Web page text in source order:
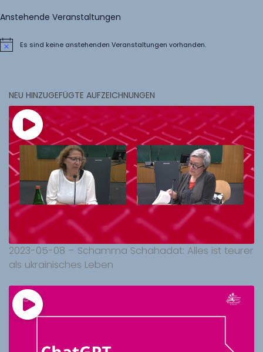
Anstehende Veranstaltungen
HinweisEs sind keine anstehenden Veranstaltungen vorhanden.
NEU HINZUGEFÜGTE AUFZEICHNUNGEN
2023-05-08 – Schamma Schahadat: Alles ist teurer
als ukrainisches Leben